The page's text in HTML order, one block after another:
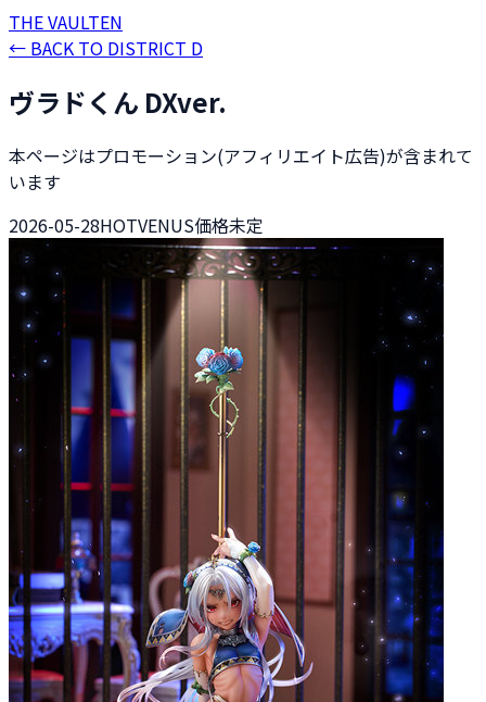
THEVAULTEN
← BACK TO DISTRICT D
ヴラドくん DXver.
本ページはプロモーション(アフィリエイト広告)が含まれて
います
2026-05-28HOTVENUS価格未定